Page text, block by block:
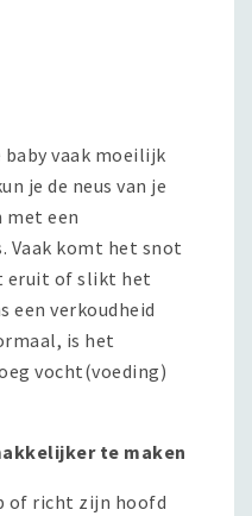
baby vaak moeilijk
je de neus van je
met een
Vaak komt het snot
eruit of slikt het
een verkoudheid
is het
vocht(voeding)
te maken
of richt zijn hoofd